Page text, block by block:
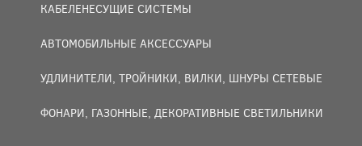
КАБЕЛЕНЕСУЩИЕ СИСТЕМЫ
АВТОМОБИЛЬНЫЕ АКСЕССУАРЫ
УДЛИНИТЕЛИ, ТРОЙНИКИ, ВИЛКИ, ШНУРЫ СЕТЕВЫЕ
ФОНАРИ, ГАЗОННЫЕ, ДЕКОРАТИВНЫЕ СВЕТИЛЬНИКИ